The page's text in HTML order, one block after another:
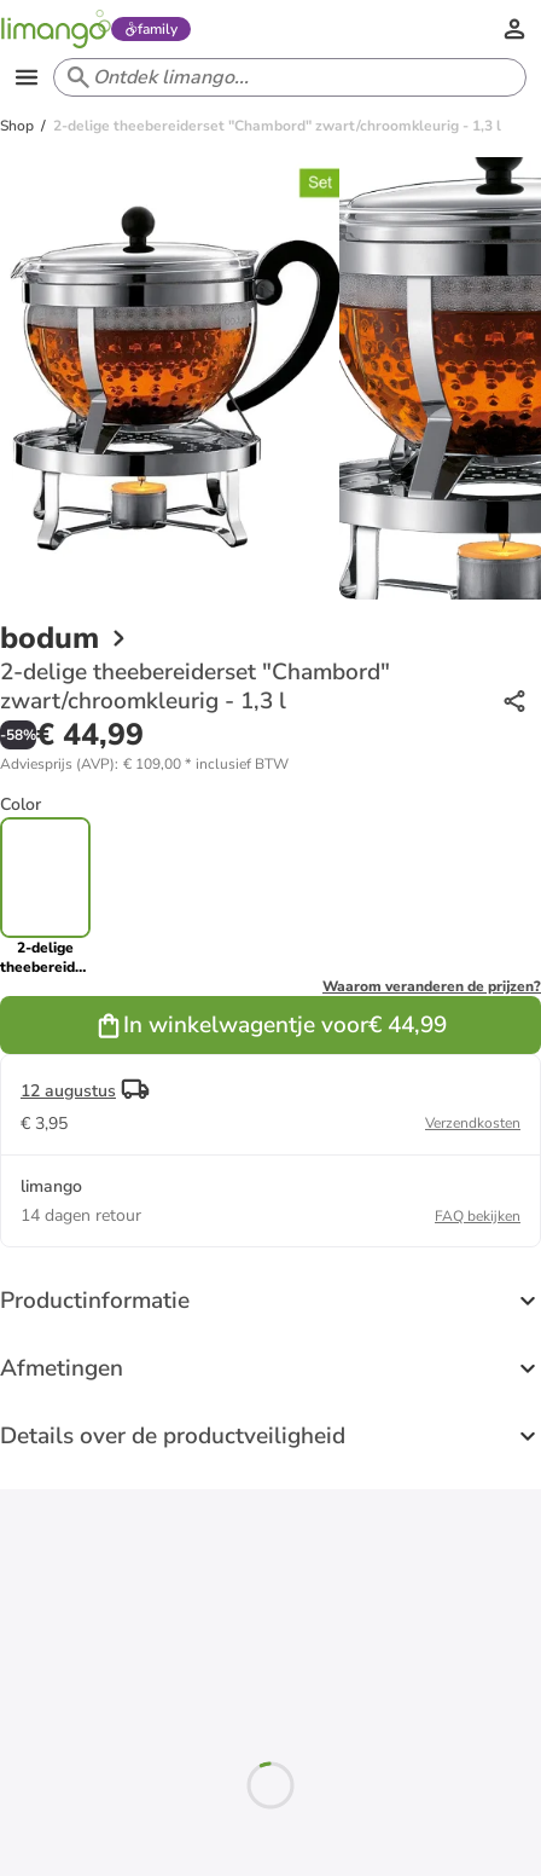
family
Shop 2-delige theebereiderset "Chambord" zwart/chroomkleurig - 1,3 l
bodum
2-delige theebereiderset "Chambord"
zwart/chroomkleurig - 1,3 l
-58%€ 44,99
Adviesprijs (AVP): € 109,00* inclusief BTW
Color
2-delige
theebereiderset
zwart/chroomkleurig
Waarom veranderen de prijzen?
In winkelwagentje voor€ 44,99
12 augustus
€ 3,95
Verzendkosten
limango
14 dagen retour
FAQ bekijken
Productinformatie
Afmetingen
Details over de productveiligheid